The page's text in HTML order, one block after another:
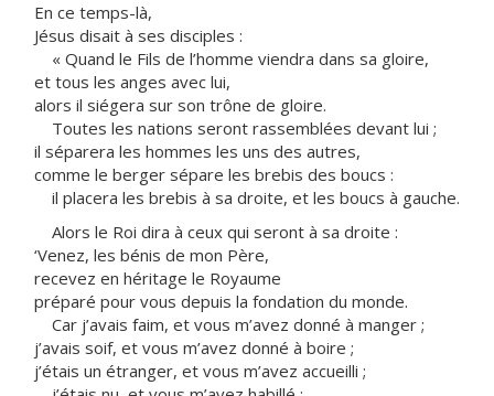
En ce temps-là,
Jésus disait à ses disciples :
« Quand le Fils de l’homme viendra dans sa gloire,
et tous les anges avec lui,
alors il siégera sur son trône de gloire.
Toutes les nations seront rassemblées devant lui ;
il séparera les hommes les uns des autres,
comme le berger sépare les brebis des boucs :
il placera les brebis à sa droite, et les boucs à gauche.
Alors le Roi dira à ceux qui seront à sa droite :
‘Venez, les bénis de mon Père,
recevez en héritage le Royaume
préparé pour vous depuis la fondation du monde.
Car j’avais faim, et vous m’avez donné à manger ;
j’avais soif, et vous m’avez donné à boire ;
j’étais un étranger, et vous m’avez accueilli ;